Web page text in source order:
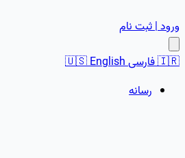
ورود | ثبت نام
🇮🇷فارسی 🇺🇸English
رسانه